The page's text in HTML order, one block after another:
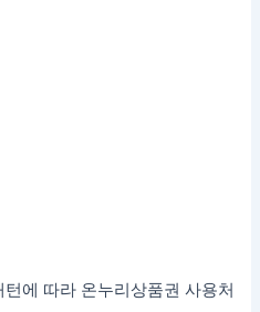
에 따라 온누리상품권 사용처